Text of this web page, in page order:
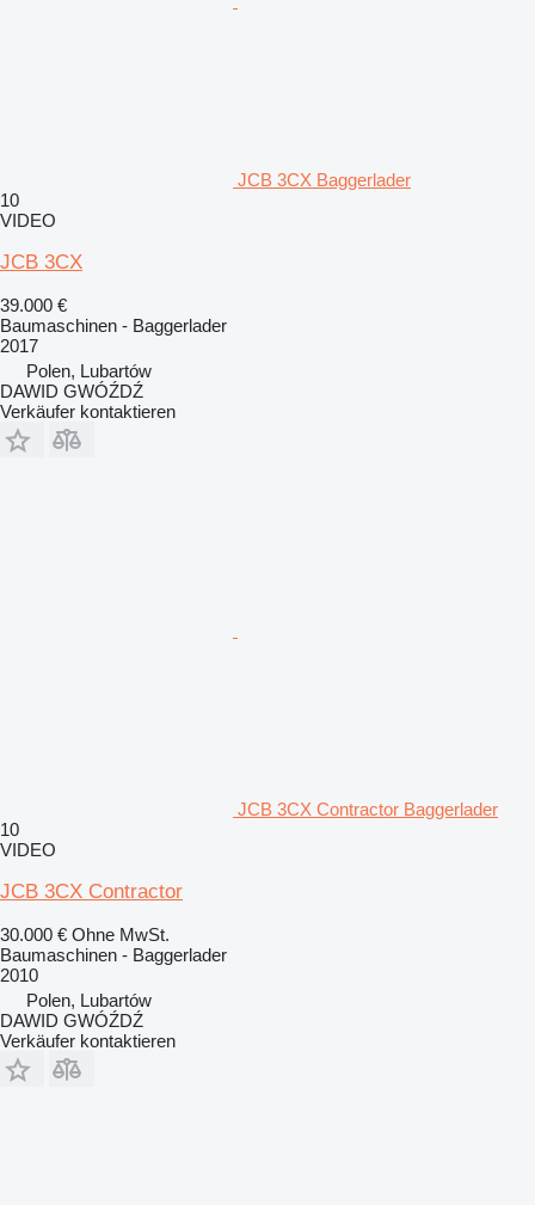
JCB 3CX Baggerlader
10
VIDEO
JCB 3CX
39.000 €
Baumaschinen - Baggerlader
2017
Polen, Lubartów
DAWID GWÓŹDŹ
Verkäufer kontaktieren
JCB 3CX Contractor Baggerlader
10
VIDEO
JCB 3CX Contractor
30.000 € Ohne MwSt.
Baumaschinen - Baggerlader
2010
Polen, Lubartów
DAWID GWÓŹDŹ
Verkäufer kontaktieren